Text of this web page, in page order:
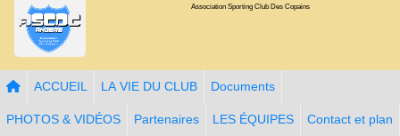
Association Sporting Club Des Copains
ACCUEIL LA VIE DU CLUB Documents
PHOTOS & VIDÉOS Partenaires LES ÉQUIPES Contact et plan
Panneau de gestion des cookies